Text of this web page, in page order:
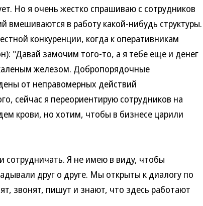
Но я очень жестко спрашиваю с сотрудников
вмешиваются в работу какой-нибудь структуры.
конкуренции, когда к оперативникам
"Давай замочим того-то, а я тебе еще и денег
железом. Добропорядочные
от неправомерных действий
сейчас я переориентирую сотрудников на
крови, но хотим, чтобы в бизнесе царили
Я не имею в виду, чтобы
друг о друге. Мы открыты к диалогу по
звонят, пишут и знают, что здесь работают